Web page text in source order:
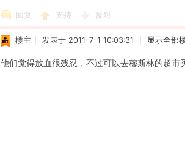
回复 支持 反对
楼主 发表于 2011-7-1 10:03:31 显示全部
他们觉得放血很残忍，不过可以去穆斯林的超市